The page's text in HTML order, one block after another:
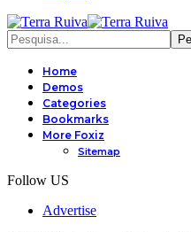
Home
Demos
Categories
Bookmarks
More Foxiz
Sitemap
Follow US
Advertise